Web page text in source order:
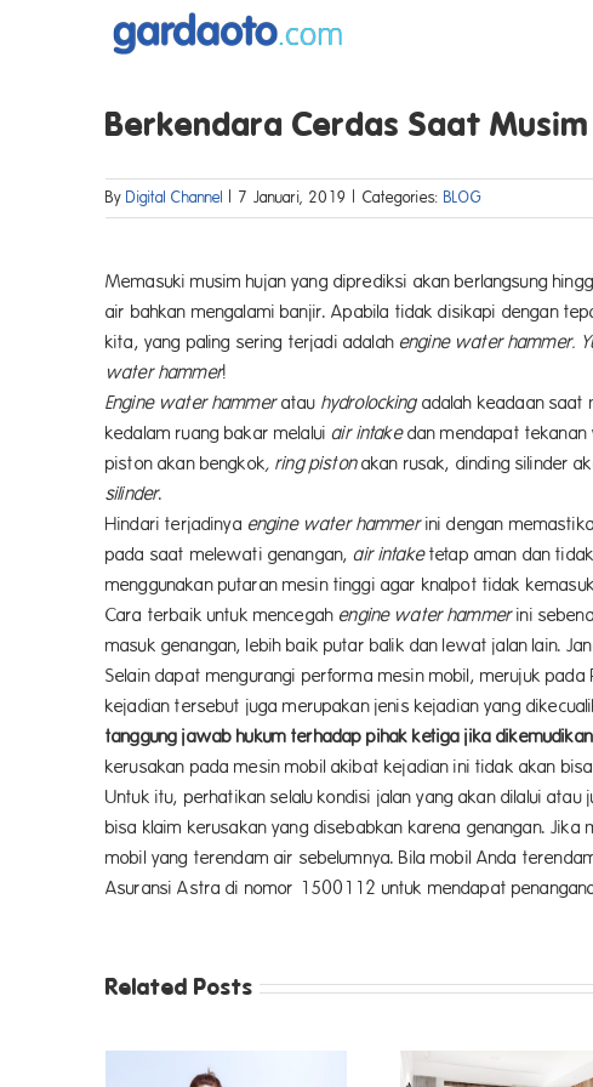
Berkendara Cerdas Saat
By Digital Channel | 7 Januari, 2019 | Categories: BLOG
Memasuki musim hujan yang diprediksi akan berlangsung
air bahkan mengalami banjir. Apabila tidak disikapi dengan
kita, yang paling sering terjadi adalah engine water hammer.
water hammer!
Engine water hammeratau hydrolockingadalah keadaan saat
kedalam ruang bakar melaluiair intakedan mendapat tekanan
piston akan bengkok, ring pistonakan rusak, dinding silinder
silinder.
Hindari terjadinya engine water hammerini dengan
pada saat melewati genangan,air intaketetap aman dan
menggunakan putaran mesin tinggi agar knalpot tidak
Cara terbaik untuk mencegah engine water hammerini
masuk genangan, lebih baik putar balik dan lewat jalan lain.
Selain dapat mengurangi performa mesin mobil, merujuk
kejadian tersebut juga merupakan jenis kejadian yang
tanggung jawab hukum terhadap pihak ketiga jika
kerusakan pada mesin mobil akibat kejadian ini tidak akan
Untuk itu, perhatikan selalu kondisi jalan yang akan dilalui
bisa klaim kerusakan yang disebabkan karena genangan.
mobil yang terendam air sebelumnya. Bila mobil Anda
Asuransi Astra di nomor 1500112 untuk mendapat
Related Posts